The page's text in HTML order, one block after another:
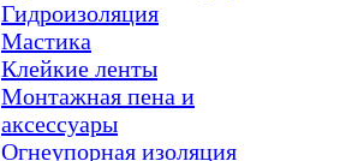
Гидроизоляция
Мастика
Клейкие ленты
Монтажная пена и
аксессуары
Огнеупорная изоляция